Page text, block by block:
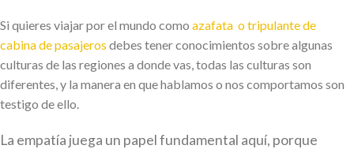
Si quieres viajar por el mundo como azafata o tripulante de
cabina de pasajeros debes tener conocimientos sobre algunas
culturas de las regiones a donde vas, todas las culturas son
diferentes, y la manera en que hablamos o nos comportamos son
testigo de ello.
La empatía juega un papel fundamental aquí, porque